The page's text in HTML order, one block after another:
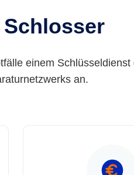
Schlosser
einem Schlüsseldienst
an.